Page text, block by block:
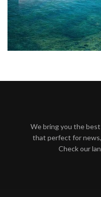
We bring you the
that perfect for news,
Check our